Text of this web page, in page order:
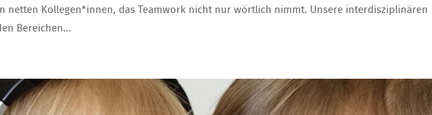
netten Kollegen*innen, das Teamwork nicht nur wörtlich nimmt. Unsere interdisziplinären
Bereichen...